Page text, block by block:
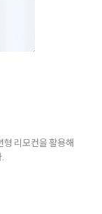
리모컨을 활용해